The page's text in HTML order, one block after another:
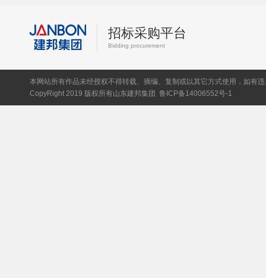
招标采购平台
Bidding procurement
本网站所有作品未经授权不得转载、摘编、复制或以其它方式使用，如有
CopyRight 2019 版权所有山东建邦集团 鲁ICP备14006552号-1